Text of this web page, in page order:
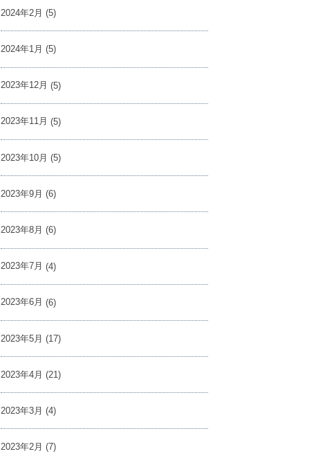
2024年2月 (5)
2024年1月 (5)
2023年12月 (5)
2023年11月 (5)
2023年10月 (5)
2023年9月 (6)
2023年8月 (6)
2023年7月 (4)
2023年6月 (6)
2023年5月 (17)
2023年4月 (21)
2023年3月 (4)
2023年2月 (7)